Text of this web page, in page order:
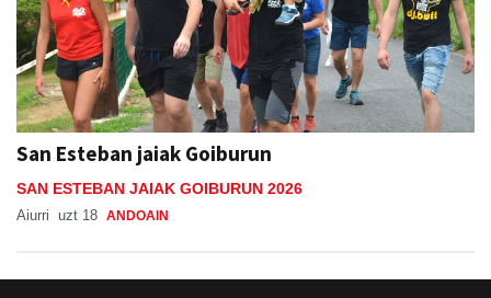
San Esteban jaiak Goiburun
SAN ESTEBAN JAIAK GOIBURUN 2026
Aiurri uzt 18 ANDOAIN